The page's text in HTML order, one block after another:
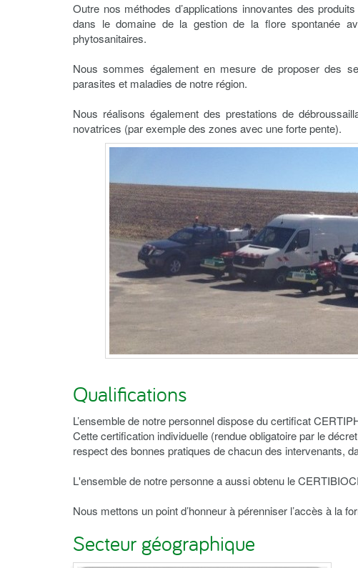
Outre nos méthodes d’applications innovantes des
dans le domaine de la gestion de la flore spontanée
phytosanitaires.
Nous sommes également en mesure de proposer des
parasites et maladies de notre région.
Nous réalisons également des prestations de
novatrices (par exemple des zones avec une forte pente).
Qualifications
L’ensemble de notre personnel dispose du certificat
Cette certification individuelle (rendue obligatoire par le
respect des bonnes pratiques de chacun des intervenants,
L'ensemble de notre personne a aussi obtenu le
Nous mettons un point d’honneur à pérenniser l’accès à la
Secteur géographique